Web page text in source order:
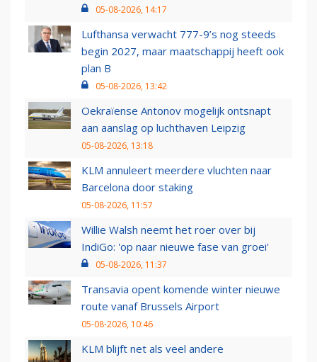
05-08-2026, 14:17
Lufthansa verwacht 777-9’s nog steeds
begin 2027, maar maatschappij heeft ook
plan B
05-08-2026, 13:42
Oekraïense Antonov mogelijk ontsnapt
aan aanslag op luchthaven Leipzig
05-08-2026, 13:18
KLM annuleert meerdere vluchten naar
Barcelona door staking
05-08-2026, 11:57
Willie Walsh neemt het roer over bij
IndiGo: 'op naar nieuwe fase van groei'
05-08-2026, 11:37
Transavia opent komende winter nieuwe
route vanaf Brussels Airport
05-08-2026, 10:46
KLM blijft net als veel andere